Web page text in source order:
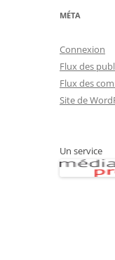
MÉTA
Connexion
Flux des
Flux des
Site de
Un service